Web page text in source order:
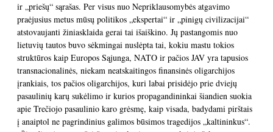
ir „priešų“ sąrašas. Per visus nuo Nepriklausomybės atgavimo
praėjusius metus mūsų politikos „ekspertai“ ir „pinigų civilizacijai“
atstovaujanti žiniasklaida gerai tai išaiškino. Jų pastangomis nuo
lietuvių tautos buvo sėkmingai nuslėpta tai, kokiu mastu tokios
struktūros kaip Europos Sąjunga, NATO ir pačios JAV yra tapusios
transnacionalinės, niekam neatskaitingos finansinės oligarchijos
įrankiais, tos pačios oligarchijos, kuri labai prisidėjo prie dviejų
pasaulinių karų sukėlimo ir kurios propagandininkai šiandien suokia
apie Trečiojo pasaulinio karo grėsmę, kaip visada, badydami pirštais
į anaiptol ne pagrindinius galimos būsimos tragedijos „kaltininkus“.